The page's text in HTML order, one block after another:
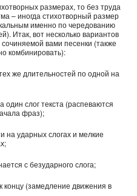
размерах, то без труда
– иногда стихотворный размер
именно по чередованию
Итак, вот несколько вариантов
вами песенки (также
комбинировать):
же длительностей по одной на
слог текста (распеваются
фраз);
на ударных слогах и мелкие
с безударного слога;
концу (замедление движения в